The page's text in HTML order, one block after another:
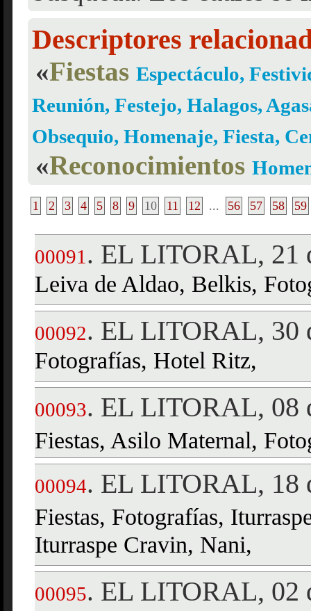
Descriptores
«Fiestas Espectáculo,
Reunión, Festejo, Halagos,
Obsequio, Homenaje, Fiesta,
«Reconocimientos
1 2 3 4 5 8 9 10 11 12 ... 56 57 58 59
00091 . EL LITORAL, 21
Leiva de Aldao, Belkis,
00092. EL LITORAL, 30
Fotografías, Hotel Ritz,
00093. EL LITORAL, 08
Fiestas, Asilo Maternal,
00094. EL LITORAL, 18
Fiestas, Fotografías,
Iturraspe Cravin, Nani,
00095. EL LITORAL, 02